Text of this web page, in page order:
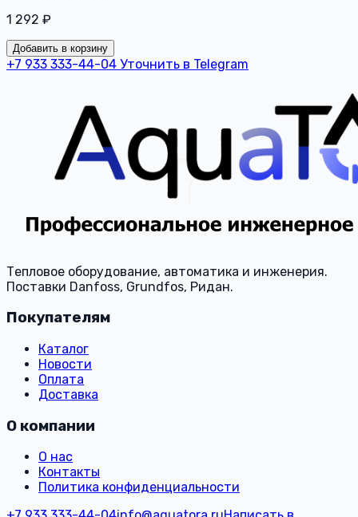
1 292 ₽
Добавить в корзину
+7 933 333-44-04 Уточнить в Telegram
Тепловое оборудование, автоматика и инженерия.
Поставки Danfoss, Grundfos, Ридан.
Покупателям
Каталог
Новости
Оплата
Доставка
О компании
О нас
Контакты
Политика конфиденциальности